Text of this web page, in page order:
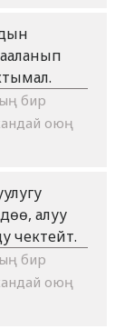
бир
оюң
алуу
чектейт.
бир
оюң